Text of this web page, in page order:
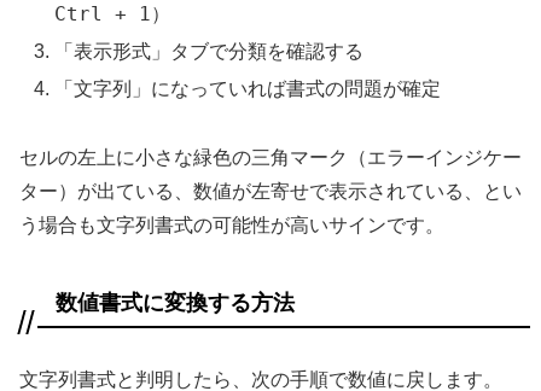
Ctrl + 1 ）
「表示形式」タブで分類を確認する
「文字列」になっていれば書式の問題が確定
セルの左上に小さな緑色の三角マーク（エラーインジケー
ター）が出ている、数値が左寄せで表示されている、とい
う場合も文字列書式の可能性が高いサインです。
数値書式に変換する方法
文字列書式と判明したら、次の手順で数値に戻します。